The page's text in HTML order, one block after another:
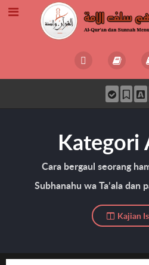
Kategori
Cara bergaul seorang
Subhanahu wa Ta’ala dan
Kajian